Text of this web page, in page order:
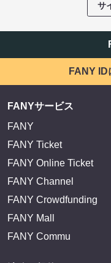
サ
FANY
FANYサービス
FANY
FANY Ticket
FANY Online Ticket
FANY Channel
FANY Crowdfunding
FANY Mall
FANY Commu